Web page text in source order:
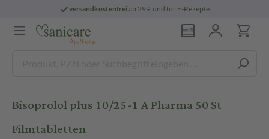
versandkostenfreiab 29 € und für E-Rezepte
Bisoprolol plus 10/25-1 A Pharma 50 St
Filmtabletten